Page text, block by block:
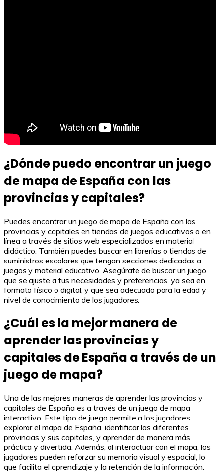
¿Dónde puedo encontrar un juego
de mapa de España con las
provincias y capitales?
Puedes encontrar un juego de mapa de España con las
provincias y capitales en tiendas de juegos educativos o en
línea a través de sitios web especializados en material
didáctico. También puedes buscar en librerías o tiendas de
suministros escolares que tengan secciones dedicadas a
juegos y material educativo. Asegúrate de buscar un juego
que se ajuste a tus necesidades y preferencias, ya sea en
formato físico o digital, y que sea adecuado para la edad y
nivel de conocimiento de los jugadores.
¿Cuál es la mejor manera de
aprender las provincias y
capitales de España a través de un
juego de mapa?
Una de las mejores maneras de aprender las provincias y
capitales de España es a través de un juego de mapa
interactivo. Este tipo de juego permite a los jugadores
explorar el mapa de España, identificar las diferentes
provincias y sus capitales, y aprender de manera más
práctica y divertida. Además, al interactuar con el mapa, los
jugadores pueden reforzar su memoria visual y espacial, lo
que facilita el aprendizaje y la retención de la información.